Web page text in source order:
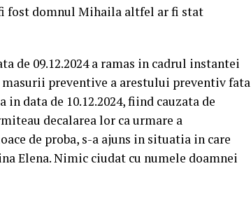
fost domnul Mihaila altfel ar fi stat
de 09.12.2024 a ramas in cadrul instantei
masurii preventive a arestului preventiv fata
data de 10.12.2024, fiind cauzata de
decalarea lor ca urmare a
de proba, s-a ajuns in situatia in care
Elena. Nimic ciudat cu numele doamnei